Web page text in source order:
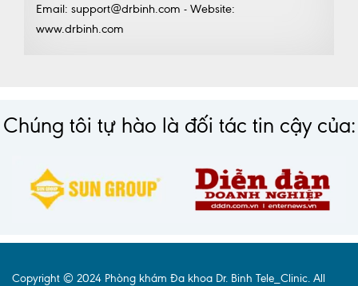
Email: support@drbinh.com - Website:
www.drbinh.com
Chúng tôi tự hào là đối tác tin cậy của:
Copyright © 2024 Phòng khám Đa khoa Dr. Binh Tele_Clinic. All